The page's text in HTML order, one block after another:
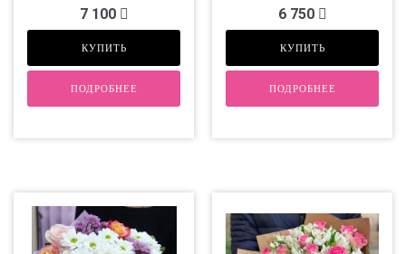
7 100
КУПИТЬ
ПОДРОБНЕЕ
6 750
КУПИТЬ
ПОДРОБНЕЕ